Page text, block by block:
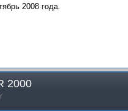
2008 года.
2000